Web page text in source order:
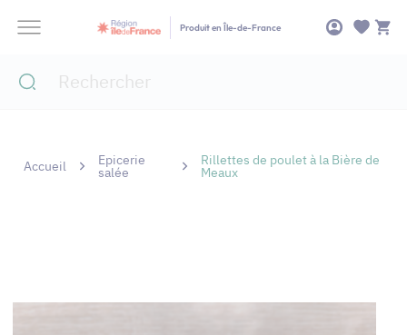
Produit en Île-de-France
Accueil Epicerie
salée
Rillettes de poulet à la Bière de
Meaux